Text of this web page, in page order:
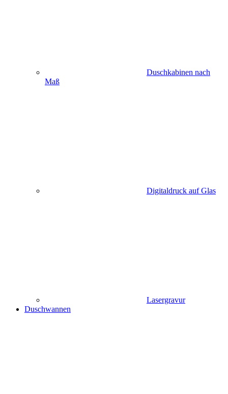
Duschkabinen nach
Maß
Digitaldruck auf Glas
Lasergravur
Duschwannen